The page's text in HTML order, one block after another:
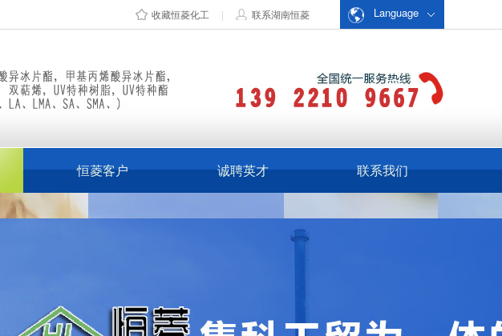
Language
收藏恒菱化工 | 联系湖南恒菱
恒菱客户 诚聘英才 联系我们